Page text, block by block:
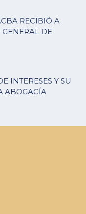
RECIBIÓ A
DE
INTERESES Y SU
ABOGACÍA